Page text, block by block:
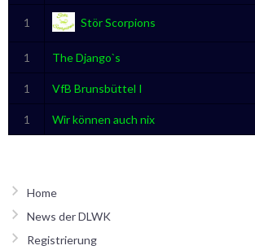
1 Stör Scorpions
1 The Django`s
1 VfB Brunsbüttel I
1 Wir können auch nix
Home
News der DLWK
Registrierung